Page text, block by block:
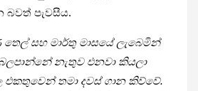
බවත් පැවසීය.
සහ මාර්තු මාසයේ ලැබෙමින්
නැතුව එනවා කියලා
තමා දවස් ගාන කිව්වේ.